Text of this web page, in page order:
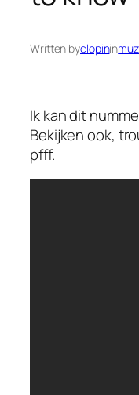
Written byclopinin
Ik kan dit
Bekijken ook,
pfff.